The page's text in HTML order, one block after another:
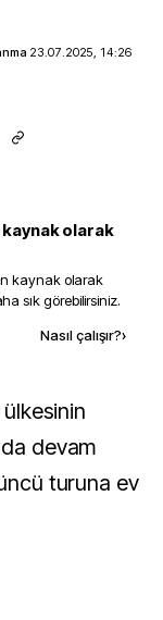
23.07.2025, 14:26
olarak
kaynak olarak
sık görebilirsiniz.
Nasıl çalışır?›
devam
turuna ev